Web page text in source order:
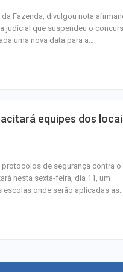
Fazenda, divulgou nota
judicial que suspendeu o
uma nova data para a…
equipes dos
de segurança contra o
nesta sexta-feira, dia 11, um
onde serão aplicadas as…